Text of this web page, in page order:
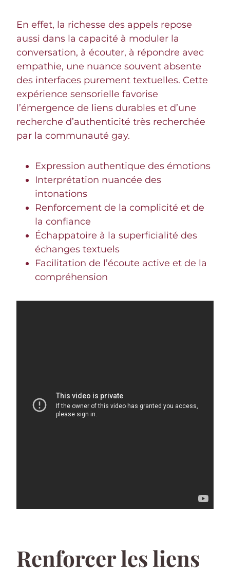
En effet, la richesse des appels repose
aussi dans la capacité à moduler la
conversation, à écouter, à répondre avec
empathie, une nuance souvent absente
des interfaces purement textuelles. Cette
expérience sensorielle favorise
l’émergence de liens durables et d’une
recherche d’authenticité très recherchée
par la communauté gay.
Expression authentique des émotions
Interprétation nuancée des
intonations
Renforcement de la complicité et de
la confiance
Échappatoire à la superficialité des
échanges textuels
Facilitation de l’écoute active et de la
compréhension
Renforcer les liens